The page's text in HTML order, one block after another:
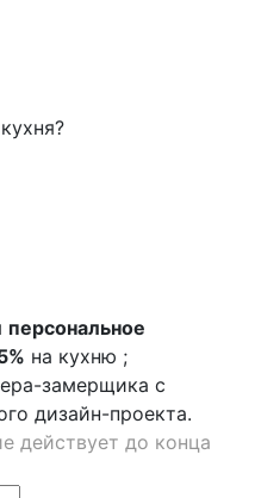
персональное
на кухню ;
замерщика с
дизайн-проекта.
действует до конца